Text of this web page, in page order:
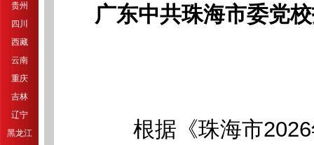
贵州
四川
西藏
云南
重庆
吉林
辽宁
黑龙江
广东中共珠海市委党
根据《珠海市2026